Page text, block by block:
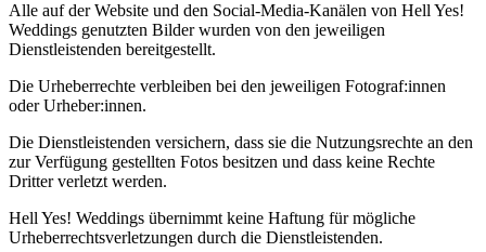
Alle auf der Website und den Social-Media-Kanälen von Hell Yes!
Weddings genutzten Bilder wurden von den jeweiligen
Dienstleistenden bereitgestellt.
Die Urheberrechte verbleiben bei den jeweiligen Fotograf:innen
oder Urheber:innen.
Die Dienstleistenden versichern, dass sie die Nutzungsrechte an den
zur Verfügung gestellten Fotos besitzen und dass keine Rechte
Dritter verletzt werden.
Hell Yes! Weddings übernimmt keine Haftung für mögliche
Urheberrechtsverletzungen durch die Dienstleistenden.